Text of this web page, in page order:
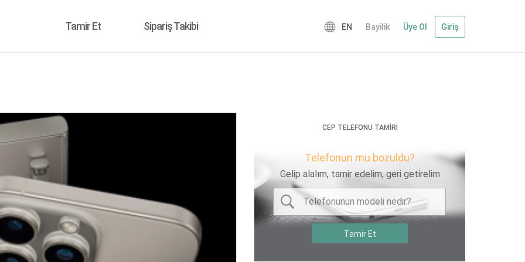
Tamir Et Sipariş Takibi EN Bayilik Üye Ol Giriş
CEP TELEFONU TAMİRİ
Telefonun mu bozuldu?
Gelip alalım, tamir edelim, geri getirelim